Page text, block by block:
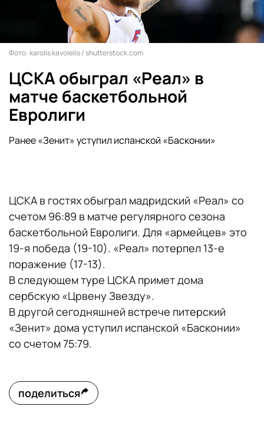
Фото: karolis kavolelis / shutterstock.com
ЦСКА обыграл «Реал» в
матче баскетбольной
Евролиги
Ранее «Зенит» уступил испанской «Басконии»
ЦСКА в гостях обыграл мадридский «Реал» со
счетом 96:89 в матче регулярного сезона
баскетбольной Евролиги. Для «армейцев» это
19-я победа (19-10). «Реал» потерпел 13-е
поражение (17-13).
В следующем туре ЦСКА примет дома
сербскую «Црвену Звезду».
В другой сегодняшней встрече питерский
«Зенит» дома уступил испанской «Басконии»
со счетом 75:79.
поделиться